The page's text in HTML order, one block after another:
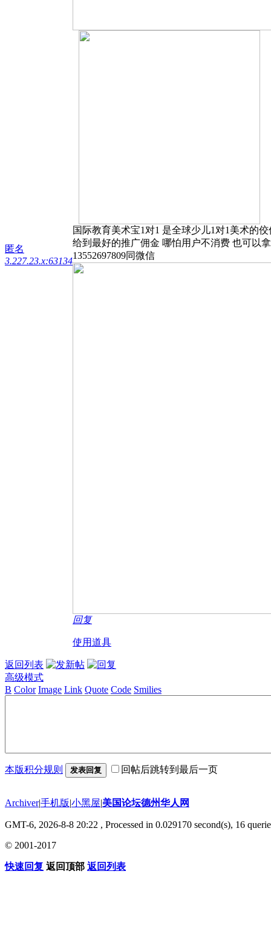
匿名
3.227.23.x:63134
国际教育美术宝1对1 是全球少儿1对1美术的
给到最好的推广佣金 哪怕用户不消费 也可以
13552697809同微信
回复
使用道具
返回列表
高级模式
B Color Image Link Quote Code Smilies
本版积分规则 发表回复 回帖后跳转到最后一页
Archiver|手机版|小黑屋|美国论坛德州华人网
GMT-6, 2026-8-8 20:22 , Processed in 0.029170 second(s), 16
© 2001-2017
快速回复 返回顶部 返回列表